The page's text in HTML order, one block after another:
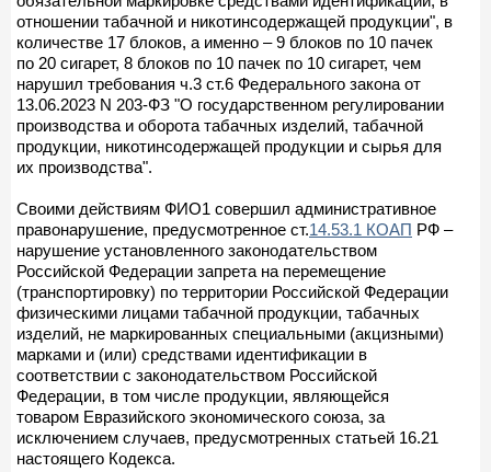
отношении табачной и никотинсодержащей продукции", в
количестве 17 блоков, а именно – 9 блоков по 10 пачек
по 20 сигарет, 8 блоков по 10 пачек по 10 сигарет, чем
нарушил требования ч.3 ст.6 Федерального закона от
13.06.2023 N 203-ФЗ "О государственном регулировании
производства и оборота табачных изделий, табачной
продукции, никотинсодержащей продукции и сырья для
их производства".
Своими действиям ФИО1 совершил административное
правонарушение, предусмотренное ст.14.53.1 КОАП РФ –
нарушение установленного законодательством
Российской Федерации запрета на перемещение
(транспортировку) по территории Российской Федерации
физическими лицами табачной продукции, табачных
изделий, не маркированных специальными (акцизными)
марками и (или) средствами идентификации в
соответствии с законодательством Российской
Федерации, в том числе продукции, являющейся
товаром Евразийского экономического союза, за
исключением случаев, предусмотренных статьей 16.21
настоящего Кодекса.